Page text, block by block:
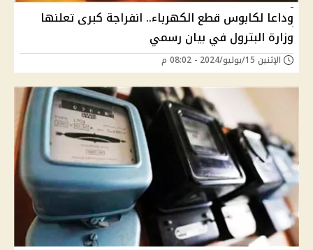
وداعا لكابوس قطع الكهرباء.. انفراجة كبرى تعلنها
وزارة البترول في بيان رسمي
الإثنين 15/يوليو/2024 - 08:02 م